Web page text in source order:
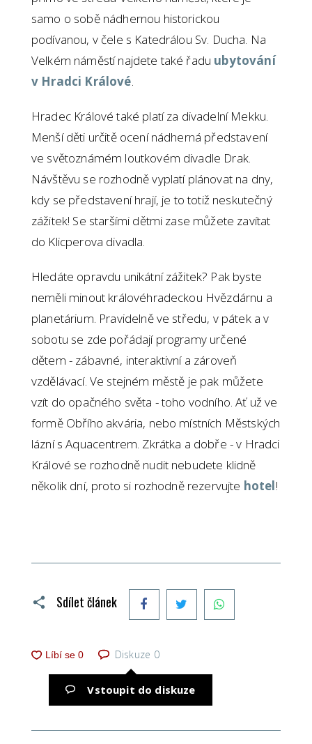
samo o sobě nádhernou historickou
podívanou, v čele s Katedrálou Sv. Ducha. Na
Velkém náměstí najdete také řadu ubytování
v Hradci Králové.
Hradec Králové také platí za divadelní Mekku.
Menší děti určitě ocení nádherná představení
ve světoznámém loutkovém divadle Drak.
Návštěvu se rozhodně vyplatí plánovat na dny,
kdy se představení hrají, je to totiž neskutečný
zážitek! Se staršími dětmi zase můžete zavítat
do Klicperova divadla.
Hledáte opravdu unikátní zážitek? Pak byste
neměli minout královéhradeckou Hvězdárnu a
planetárium. Pravidelně ve středu, v pátek a v
sobotu se zde pořádají programy určené
dětem - zábavné, interaktivní a zároveň
vzdělávací. Ve stejném městě je pak můžete
vzít do opačného světa - toho vodního. Ať už ve
formě Obřího akvária, nebo místních Městských
lázní s Aquacentrem. Zkrátka a dobře - v Hradci
Králové se rozhodně nudit nebudete klidně
několik dní, proto si rozhodně rezervujte hotel!
Sdílet článek FacebookTwitter
Diskuze 0
Vstoupit do diskuze